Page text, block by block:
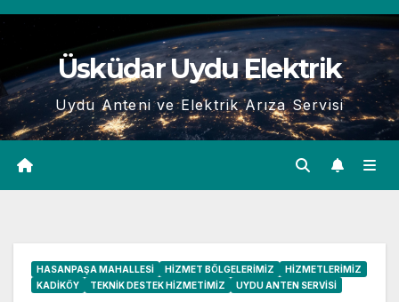
Skip
to
content Üsküdar Uydu Elektrik
Uydu Anteni ve Elektrik Arıza Servisi
HASANPAŞA MAHALLESI HIZMET BÖLGELERIMIZ
HIZMETLERIMIZ
KADIKÖY
TEKNIK DESTEK HIZMETIMIZ UYDU ANTEN SERVISI